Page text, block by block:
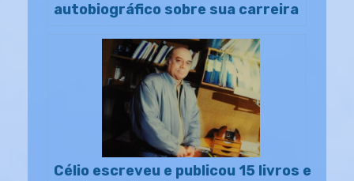
autobiográfico sobre sua carreira
Célio escreveu e publicou 15 livros e